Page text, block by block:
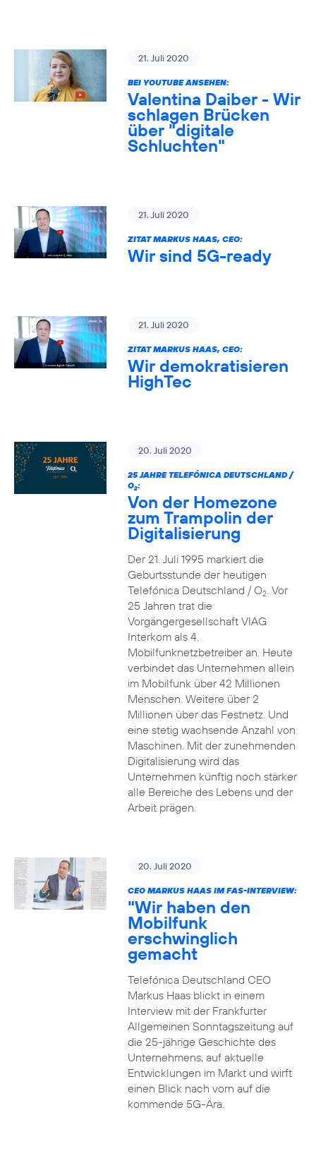
21. Juli 2020
BEI YOUTUBE ANSEHEN:
Valentina Daiber - Wir
schlagen Brücken
über "digitale
Schluchten"
21. Juli 2020
ZITAT MARKUS HAAS, CEO:
Wir sind 5G-ready
21. Juli 2020
ZITAT MARKUS HAAS, CEO:
Wir demokratisieren
HighTec
20. Juli 2020
25 JAHRE TELEFÓNICA DEUTSCHLAND /
O2:
Von der Homezone
zum Trampolin der
Digitalisierung
Der 21. Juli 1995 markiert die
Geburtsstunde der heutigen
Telefónica Deutschland / O2. Vor
25 Jahren trat die
Vorgängergesellschaft VIAG
Interkom als 4.
Mobilfunknetzbetreiber an. Heute
verbindet das Unternehmen allein
im Mobilfunk über 42 Millionen
Menschen. Weitere über 2
Millionen über das Festnetz. Und
eine stetig wachsende Anzahl von
Maschinen. Mit der zunehmenden
Digitalisierung wird das
Unternehmen künftig noch stärker
alle Bereiche des Lebens und der
Arbeit prägen.
20. Juli 2020
CEO MARKUS HAAS IM FAS-INTERVIEW:
"Wir haben den
Mobilfunk
erschwinglich
gemacht
Telefónica Deutschland CEO
Markus Haas blickt in einem
Interview mit der Frankfurter
Allgemeinen Sonntagszeitung auf
die 25-jährige Geschichte des
Unternehmens, auf aktuelle
Entwicklungen im Markt und wirft
einen Blick nach vorn auf die
kommende 5G-Ära.